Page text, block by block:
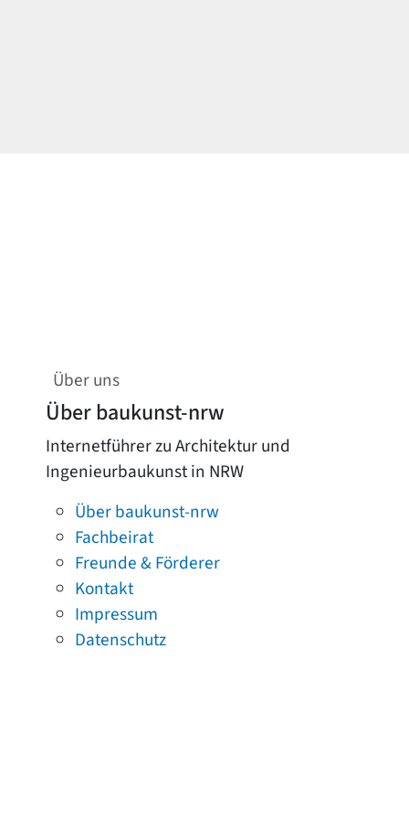
Über uns
Über baukunst-nrw
Internetführer zu Architektur und
Ingenieurbaukunst in NRW
Über baukunst-nrw
Fachbeirat
Freunde & Förderer
Kontakt
Impressum
Datenschutz